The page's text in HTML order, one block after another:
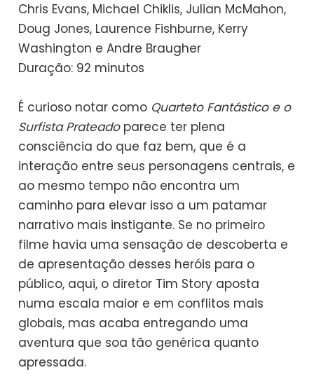
Chris Evans, Michael Chiklis, Julian McMahon,
Doug Jones, Laurence Fishburne, Kerry
Washington e Andre Braugher
Duração: 92 minutos
É curioso notar como Quarteto Fantástico e o
Surfista Prateadoparece ter plena
consciência do que faz bem, que é a
interação entre seus personagens centrais, e
ao mesmo tempo não encontra um
caminho para elevar isso a um patamar
narrativo mais instigante. Se no primeiro
filme havia uma sensação de descoberta e
de apresentação desses heróis para o
público, aqui, o diretor Tim Story aposta
numa escala maior e em conflitos mais
globais, mas acaba entregando uma
aventura que soa tão genérica quanto
apressada.